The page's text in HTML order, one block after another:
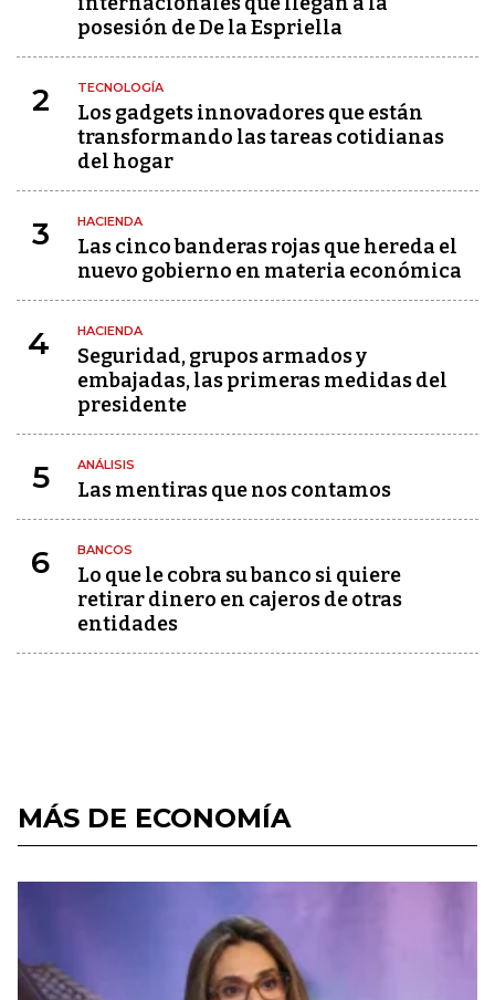
posesión de De la Espriella
2 TECNOLOGÍA
Los gadgets innovadores que están
transformando las tareas cotidianas
del hogar
3 HACIENDA
Las cinco banderas rojas que hereda el
nuevo gobierno en materia económica
4 HACIENDA
Seguridad, grupos armados y
embajadas, las primeras medidas del
presidente
5 ANÁLISIS
Las mentiras que nos contamos
6 BANCOS
Lo que le cobra su banco si quiere
retirar dinero en cajeros de otras
entidades
MÁS DE ECONOMÍA